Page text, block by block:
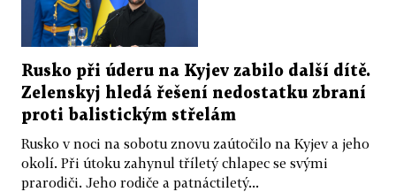
Rusko při úderu na Kyjev zabilo další dítě.
Zelenskyj hledá řešení nedostatku zbraní
proti balistickým střelám
Rusko v noci na sobotu znovu zaútočilo na Kyjev a jeho
okolí. Při útoku zahynul tříletý chlapec se svými
prarodiči. Jeho rodiče a patnáctiletý...